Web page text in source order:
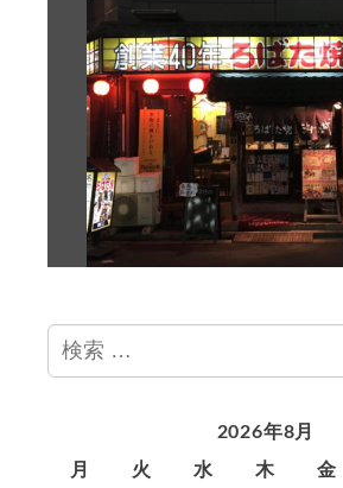
検
索
2026年8月
月
火 水 木 金